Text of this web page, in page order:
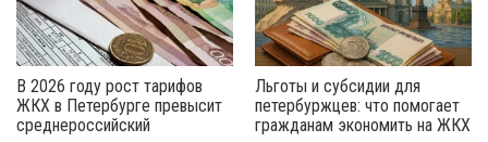
В 2026 году рост тарифов
ЖКХ в Петербурге превысит
среднероссийский
Льготы и субсидии для
петербуржцев: что помогает
гражданам экономить на ЖКХ